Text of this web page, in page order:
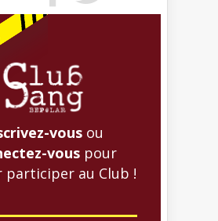
vous ou
vous pour
participer au Club !